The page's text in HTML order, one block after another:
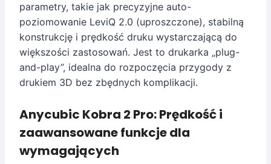
parametry, takie jak precyzyjne auto-
poziomowanie LeviQ 2.0 (uproszczone), stabilną
konstrukcję i prędkość druku wystarczającą do
większości zastosowań. Jest to drukarka „plug-
and-play”, idealna do rozpoczęcia przygody z
drukiem 3D bez zbędnych komplikacji.
Anycubic Kobra 2 Pro: Prędkość i
zaawansowane funkcje dla
wymagających